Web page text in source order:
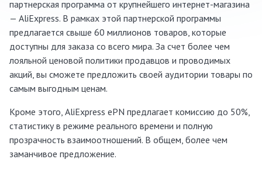
партнерская программа от крупнейшего интернет-магазина
— AliExpress. В рамках этой партнерской программы
предлагается свыше 60 миллионов товаров, которые
доступны для заказа со всего мира. За счет более чем
лояльной ценовой политики продавцов и проводимых
акций, вы сможете предложить своей аудитории товары по
самым выгодным ценам.
Кроме этого, AliExpress ePN предлагает комиссию до 50%,
статистику в режиме реального времени и полную
прозрачность взаимоотношений. В общем, более чем
заманчивое предложение.